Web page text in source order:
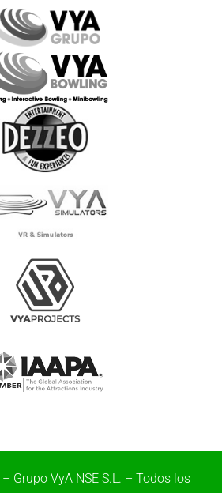
Grupo VyA NSE S.L. – Todos los